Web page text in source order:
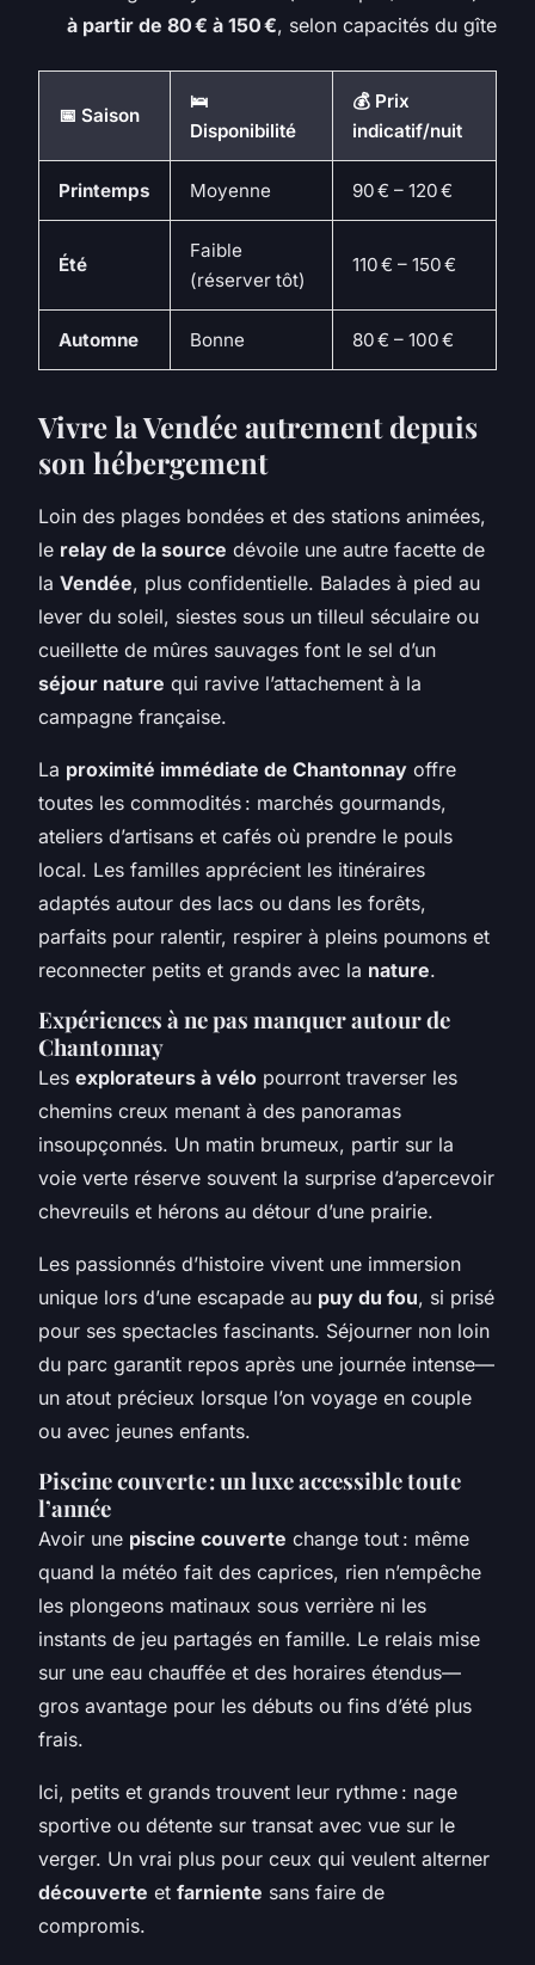
à partir de 80 € à 150 €, selon capacités du gîte
📅 Saison
🛌
Disponibilité
💰 Prix
indicatif/nuit
Printemps Moyenne 90 € – 120 €
Été
Faible
(réserver tôt)
110 € – 150 €
Automne Bonne 80 € – 100 €
Vivre la Vendée autrement depuis
son hébergement
Loin des plages bondées et des stations animées,
le relay de la source dévoile une autre facette de
la Vendée, plus confidentielle. Balades à pied au
lever du soleil, siestes sous un tilleul séculaire ou
cueillette de mûres sauvages font le sel d’un
séjour nature qui ravive l’attachement à la
campagne française.
La proximité immédiate de Chantonnay offre
toutes les commodités : marchés gourmands,
ateliers d’artisans et cafés où prendre le pouls
local. Les familles apprécient les itinéraires
adaptés autour des lacs ou dans les forêts,
parfaits pour ralentir, respirer à pleins poumons et
reconnecter petits et grands avec la nature.
Expériences à ne pas manquer autour de
Chantonnay
Les explorateurs à vélo pourront traverser les
chemins creux menant à des panoramas
insoupçonnés. Un matin brumeux, partir sur la
voie verte réserve souvent la surprise d’apercevoir
chevreuils et hérons au détour d’une prairie.
Les passionnés d’histoire vivent une immersion
unique lors d’une escapade au puy du fou, si prisé
pour ses spectacles fascinants. Séjourner non loin
du parc garantit repos après une journée intense—
un atout précieux lorsque l’on voyage en couple
ou avec jeunes enfants.
Piscine couverte : un luxe accessible toute
l’année
Avoir une piscine couverte change tout : même
quand la météo fait des caprices, rien n’empêche
les plongeons matinaux sous verrière ni les
instants de jeu partagés en famille. Le relais mise
sur une eau chauffée et des horaires étendus—
gros avantage pour les débuts ou fins d’été plus
frais.
Ici, petits et grands trouvent leur rythme : nage
sportive ou détente sur transat avec vue sur le
verger. Un vrai plus pour ceux qui veulent alterner
découverte et farniente sans faire de
compromis.